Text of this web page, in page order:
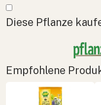
Mehr anzeigen
Diese Pflanze
Empfohlene